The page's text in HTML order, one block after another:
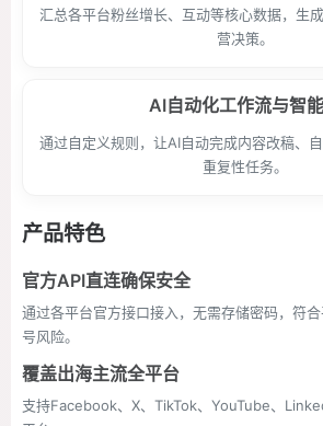
汇总各平台粉丝增长、互动等核心数据，生
营决策。
AI自动化工作流与智
通过自定义规则，让AI自动完成内容改稿、
重复性任务。
产品特色
官方API直连确保安全
通过各平台官方接口接入，无需存储密码，符
号风险。
覆盖出海主流全平台
支持Facebook、X、TikTok、YouTube、